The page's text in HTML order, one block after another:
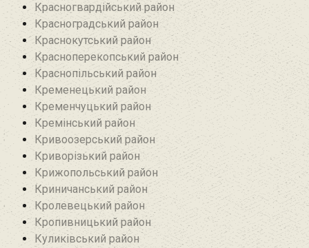
Красногвардійський район
Красноградський район
Краснокутський район
Красноперекопський район
Краснопільський район
Кременецький район
Кременчуцький район
Кремінський район‎
Кривоозерський район‎
Криворізький район
Крижопольський район
Криничанський район
Кролевецький район‎
Кропивницький район
Куликівський район